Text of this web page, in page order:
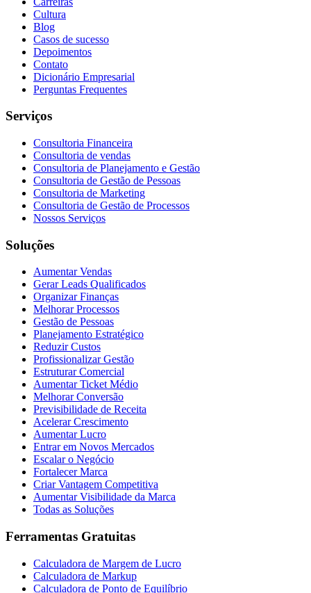
Cultura
Blog
Casos de sucesso
Depoimentos
Contato
Dicionário Empresarial
Perguntas Frequentes
Serviços
Consultoria Financeira
Consultoria de vendas
Consultoria de Planejamento e Gestão
Consultoria de Gestão de Pessoas
Consultoria de Marketing
Consultoria de Gestão de Processos
Nossos Serviços
Soluções
Aumentar Vendas
Gerar Leads Qualificados
Organizar Finanças
Melhorar Processos
Gestão de Pessoas
Planejamento Estratégico
Reduzir Custos
Profissionalizar Gestão
Estruturar Comercial
Aumentar Ticket Médio
Melhorar Conversão
Previsibilidade de Receita
Acelerar Crescimento
Aumentar Lucro
Entrar em Novos Mercados
Escalar o Negócio
Fortalecer Marca
Criar Vantagem Competitiva
Aumentar Visibilidade da Marca
Todas as Soluções
Ferramentas Gratuitas
Calculadora de Margem de Lucro
Calculadora de Markup
Calculadora de Ponto de Equilíbrio